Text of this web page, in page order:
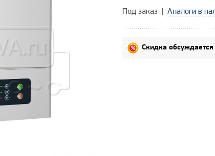
Под заказ | Аналоги в
Скидка обсуждается